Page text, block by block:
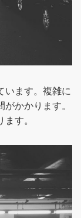
います。複雑に
かかります。
す。